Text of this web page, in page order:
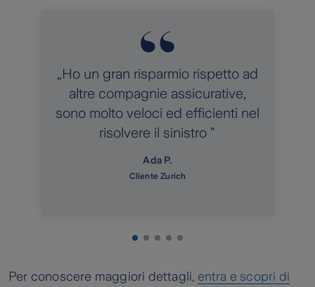
„Ho un gran risparmio rispetto ad
altre compagnie assicurative,
sono molto veloci ed efficienti nel
risolvere il sinistro ”
Ada P.
Cliente Zurich
Per conoscere maggiori dettagli, entra e scopri di